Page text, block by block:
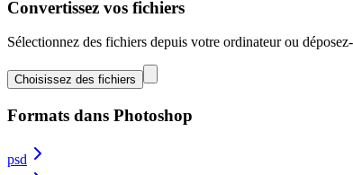
Convertissez vos fichiers
Sélectionnez des fichiers depuis votre ordinateur ou
Choisissez des fichiers
Formats dans Photoshop
psd